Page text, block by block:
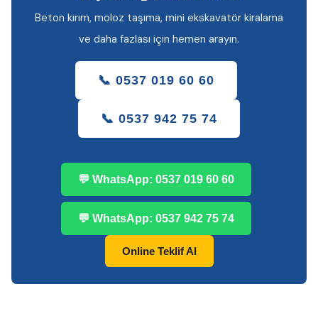
Beton kırım, moloz taşıma, mini ekskavatör kiralama
ve daha fazlası için hemen arayın.
📞 0537 019 60 60
📞 0537 942 75 74
💬 WhatsApp: 0537 019 60 60
💬 WhatsApp: 0537 942 75 74
Online Teklif Al